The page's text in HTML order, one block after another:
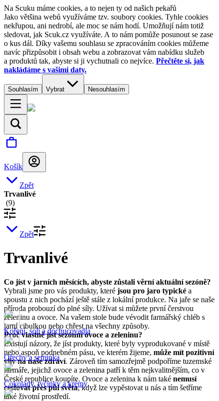
Na Scuku máme cookies, a to nejen ty od našich pekařů
Jako většina webů využíváme tzv. soubory cookies. Tyhle cookies
nekřupou, ani nedrobí, ale moc se nám hodí. Umožňují nám totiž
sledovat, jak Scuk.cz využíváte. A to nám pomůže posunout se zase
o kus dál. Díky vašemu souhlasu se zpracováním cookies můžeme
navíc přizpůsobit i obsah webu a zobrazovat vám nabídku služeb
a produktů tak, abyste si ji vychutnali co nejvíce. Přečtěte si, jak
nakládáme s vašimi daty.
Souhlasím Vybrat Nesouhlasím
Košík
Zpět
Trvanlivé
(9)
Zpět
Trvanlivé
Co jíst v jarních měsících, abyste zůstali věrní aktuální sezóně?
Vybrali jsme pro vás produkty, které jsou pro jaro typické a
spoustu z nich pochází ještě stále z lokální produkce. Na jaře se naše
příroda probouzí do plné síly. Užívat si můžete první čerstvou
zeleninu a ovoce. Na vašem stole bude vévodit farmářský chléb s
jarní cibulkou nebo chřest na všechny způsoby.
Proč vlastně jíst sezónní ovoce a zeleninu?
Existují názory, že jíst produkty, které byly vyprodukované v místě
nebo aspoň podnebném pásu, ve kterém žijeme, může mít pozitivní
vliv na naše zdraví. Zároveň tím samozřejmě podpoříme tuzemské
farmáře, jejichž ovoce a zelenina patří k těm nejkvalitnějším, co v
České republice koupíte. Ovoce a zelenina k nám také nemusí
cestovat přes půl světa, když lze vypěstovat u nás a tím šetříme
také životní prostředí.
Koření, soli a dochucovadla
Ořechy a semínka
Čokolády, tyčinky a krémy